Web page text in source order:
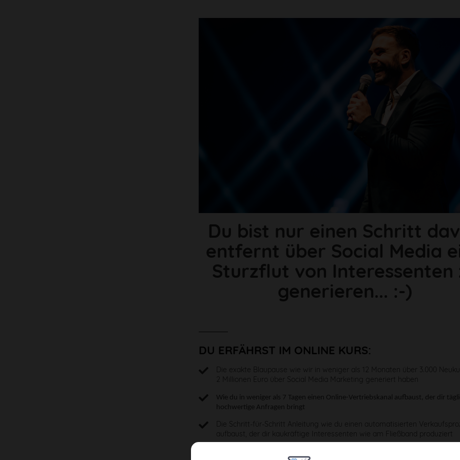
Du bist nur einen Schritt
entfernt über Social Media
Sturzflut von Interessenten
generieren... :-)
DU ERFÄHRST IM ONLINE KURS:
Die exakte
Blaupause wie wir in weniger als 12 Monaten über 3.000
2 Millionen Euro über Social Media Marketing generiert haben
Wie du in weniger als 7 Tagen einen Online-Vertriebskanal aufbaust, der dir
hochwertige Anfragen bringt
Die Schritt-für-Schritt Anleitung wie du einen automatisierten
aufbaust, der dir kaukräftige Interessenten wie am Fließband produziert